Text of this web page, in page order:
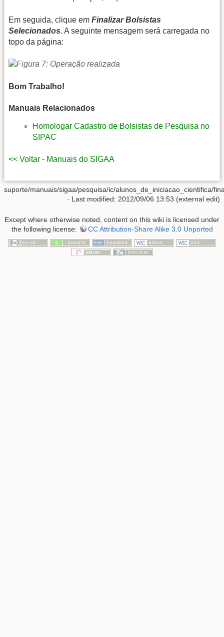
Em seguida, clique em Finalizar Bolsistas
Selecionados. A seguinte mensagem será carregada no
topo da página:
Bom Trabalho!
Manuais Relacionados
Homologar Cadastro de Bolsistas de Pesquisa no
SIPAC
<< Voltar - Manuais do SIGAA
suporte/manuais/sigaa/pesquisa/ic/alunos_de_iniciacao_cientifica/
· Last modified: 2012/09/06 13:53 (external edit)
Except where otherwise noted, content on this wiki is licensed under
the following license:
CC Attribution-Share Alike 3.0 Unported